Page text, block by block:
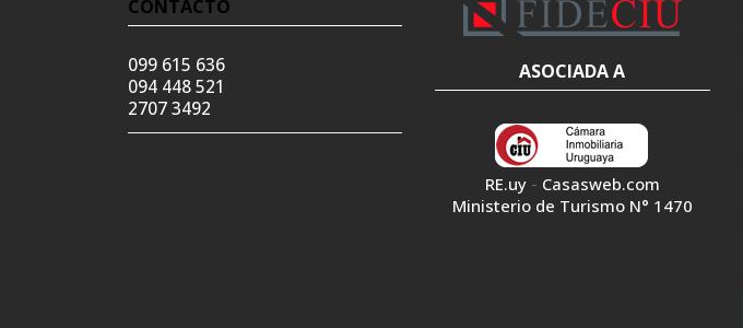
CONTACTO
099 615 636
094 448 521
2707 3492
ASOCIADA A
RE.uy- Casasweb.com
Ministerio de Turismo N° 1470